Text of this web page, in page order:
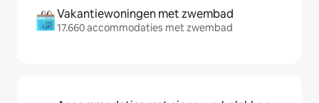
Vakantiewoningen met zwembad
17.660 accommodaties met zwembad